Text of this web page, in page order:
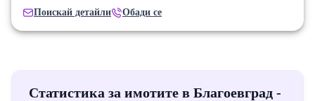
Поискай детайли Обади се
Статистика за имотите в Благоевград -